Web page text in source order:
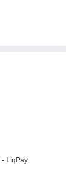
LiqPay